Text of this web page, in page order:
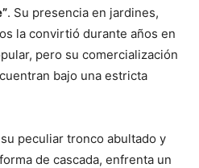
. Su presencia en jardines,
la convirtió durante años en
pero su comercialización
bajo una estricta
peculiar tronco abultado y
de cascada, enfrenta un